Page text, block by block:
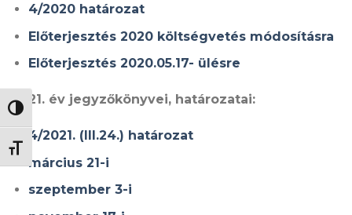
NAGY KONTRASZT VÁLTÁSA
BETŰMÉRET VÁLTÁSA
4/2020 határozat
Előterjesztés 2020 költségvetés módosításra
Előterjesztés 2020.05.17- ülésre
2021. év jegyzőkönyvei, határozatai:
4/2021. (III.24.) határozat
március 21-i
szeptember 3-i